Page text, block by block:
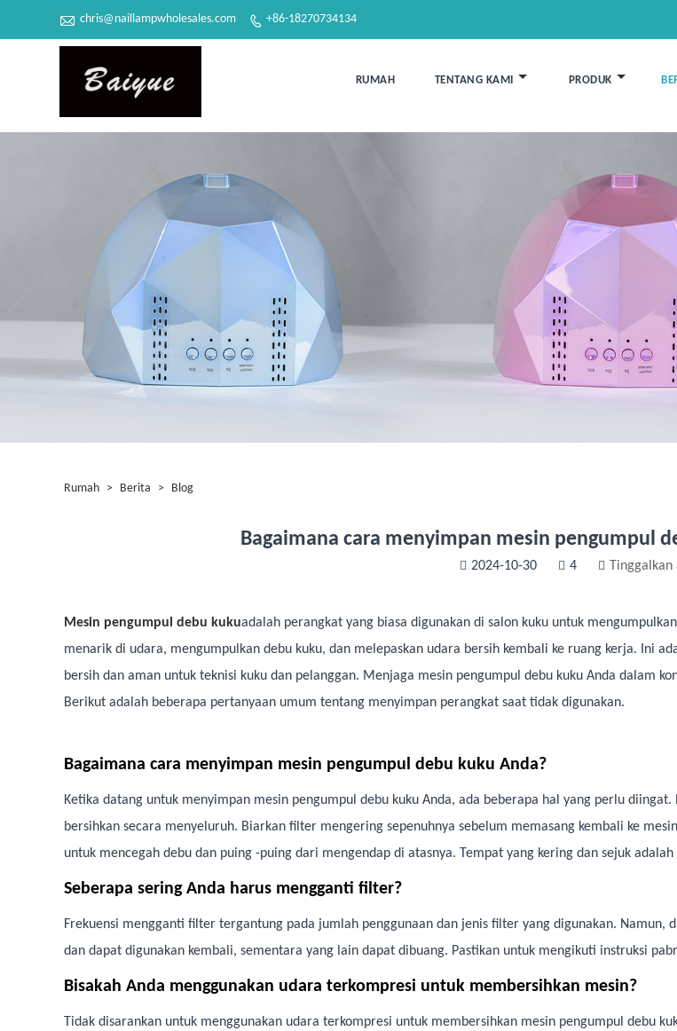
 chris@naillampwholesales.com  +86-18270734134
RUMAH TENTANG KAMI PRODUK
Rumah > Berita > Blog
Bagaimana cara menyimpan mesin pengumpul
2024-10-30 4 Tinggalkan
Mesin pengumpul debu kukuadalah perangkat yang biasa digunakan di salon kuku untuk
menarik di udara, mengumpulkan debu kuku, dan melepaskan udara bersih kembali ke ruang kerja. Ini
bersih dan aman untuk teknisi kuku dan pelanggan. Menjaga mesin pengumpul debu kuku Anda dalam
Berikut adalah beberapa pertanyaan umum tentang menyimpan perangkat saat tidak digunakan.
Bagaimana cara menyimpan mesin pengumpul debu kuku Anda?
Ketika datang untuk menyimpan mesin pengumpul debu kuku Anda, ada beberapa hal yang perlu
bersihkan secara menyeluruh. Biarkan filter mengering sepenuhnya sebelum memasang kembali ke
untuk mencegah debu dan puing -puing dari mengendap di atasnya. Tempat yang kering dan sejuk
Seberapa sering Anda harus mengganti filter?
Frekuensi mengganti filter tergantung pada jumlah penggunaan dan jenis filter yang digunakan.
dan dapat digunakan kembali, sementara yang lain dapat dibuang. Pastikan untuk mengikuti instruksi
Bisakah Anda menggunakan udara terkompresi untuk membersihkan mesin?
Tidak disarankan untuk menggunakan udara terkompresi untuk membersihkan mesin pengumpul debu